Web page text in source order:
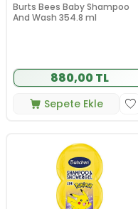
Burts Bees Baby Shampoo
And Wash 354.8 ml
880,00 TL
Sepete Ekle